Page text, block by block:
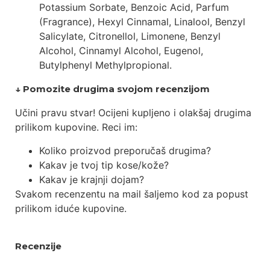
Potassium Sorbate, Benzoic Acid, Parfum
(Fragrance), Hexyl Cinnamal, Linalool, Benzyl
Salicylate, Citronellol, Limonene, Benzyl
Alcohol, Cinnamyl Alcohol, Eugenol,
Butylphenyl Methylpropional.
↓ Pomozite drugima svojom recenzijom
Učini pravu stvar! Ocijeni kupljeno i olakšaj drugima
prilikom kupovine. Reci im:
Koliko proizvod preporučaš drugima?
Kakav je tvoj tip kose/kože?
Kakav je krajnji dojam?
Svakom recenzentu na mail šaljemo kod za popust
prilikom iduće kupovine.
Recenzije